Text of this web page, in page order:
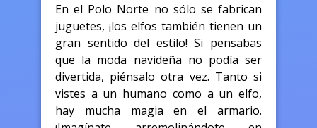
En el Polo Norte no sólo se fabrican
juguetes, ¡los elfos también tienen un
gran sentido del estilo! Si pensabas
que la moda navideña no podía ser
divertida, piénsalo otra vez. Tanto si
vistes a un humano como a un elfo,
hay mucha magia en el armario.